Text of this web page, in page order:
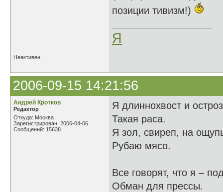
позиции тивизм!)
Я
Неактивен
2006-09-15 14:21:56
Андрей Кротков
Редактор
Откуда: Москва
Зарегистрирован: 2006-04-06
Сообщений: 15638
Я длиннохвост и
Такая раса.
Я зол, свиреп, на
Рубаю мясо.
Все говорят, что я –
Обман для прессы.